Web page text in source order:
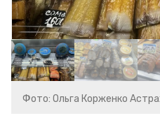
Фото: Ольга Корженко